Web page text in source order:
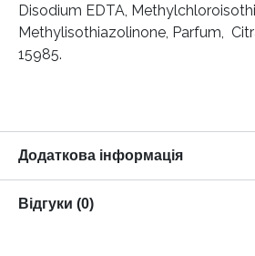
Disodium EDTA,
Methylisothiazolinone, Parfum,
15985.
Додаткова інформація
Відгуки (0)